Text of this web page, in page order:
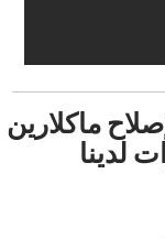
ماكلارين
لدينا‏